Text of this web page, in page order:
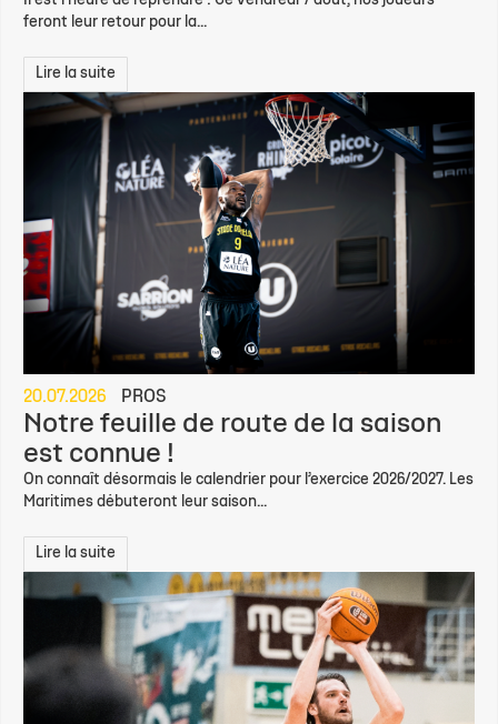
feront leur retour pour la...
Lire la suite
20.07.2026 PROS
Notre feuille de route de la saison
est connue !
On connaît désormais le calendrier pour l’exercice 2026/2027. Les
Maritimes débuteront leur saison...
Lire la suite